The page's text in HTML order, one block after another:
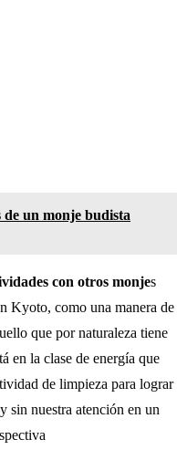
de un monje budista
con otros monjes
Kyoto, como una manera de
que por naturaleza tiene
en la clase de energía que
de limpieza para lograr
sin nuestra atención en un